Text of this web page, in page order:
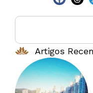
Artigos